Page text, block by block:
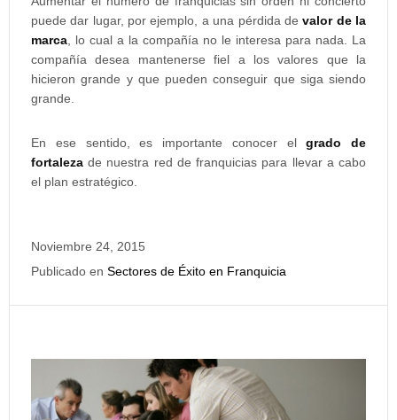
puede dar lugar, por ejemplo, a una pérdida devalor de la
marca , lo cual a la compañía no le interesa para nada. La
compañía desea mantenerse fiel a los valores que la
hicieron grande y que pueden conseguir que siga siendo
grande.
En ese sentido, es importante conocer elgrado de
fortaleza de nuestra red de franquicias para llevar a cabo
el plan estratégico.
Noviembre 24, 2015
Publicado en Sectores de Éxito en Franquicia